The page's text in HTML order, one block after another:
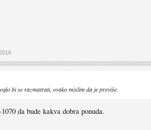
bi se razmatrati, ovako mislim da je previše.
da bude kakva dobra ponuda.